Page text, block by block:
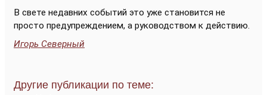
В свете недавних событий это уже становится не
просто предупреждением, а руководством к действию.
Игорь Северный
Другие публикации по теме: